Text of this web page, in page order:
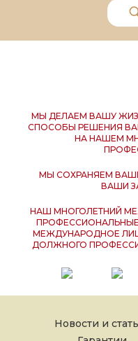
МЫ ДЕЛАЕМ ВАШУ
СПОСОБЫ РЕШЕНИЯ
НА НАШЕМ
МЫ СОХРАНЯЕМ
ВАШИ
НАШ МНОГОЛЕТНИЙ
МЕЖДУНАРОДНОЕ
ДОЛЖНОГО
Новости и